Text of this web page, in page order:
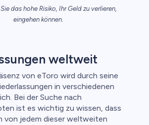
das hohe Risiko, Ihr Geld zu verlieren,
eingehen können.
weltweit
von eToro wird durch seine
in verschiedenen
Bei der Suche nach
ist es wichtig zu wissen, dass
von jedem dieser weltweiten